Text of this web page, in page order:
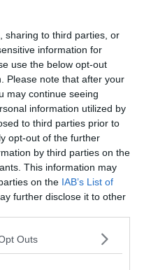
sharing to third parties, or
information for
use the below opt-out
Please note that after your
may continue seeing
information utilized by
to third parties prior to
opt-out of the further
by third parties on the
This information may
on the IAB’s List of
further disclose it to other
Outs
a védőért, amit a
másodszor egy 25 Millió
része bónuszok
Ligája szerepléséhez volt
Tierneyt, akkor Ő lesz